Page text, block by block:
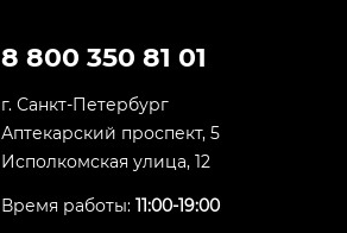
8 800 350 81 01
г. Санкт-Петербург
Аптекарский проспект, 5
Исполкомская улица, 12
Время работы: 11:00-19:00